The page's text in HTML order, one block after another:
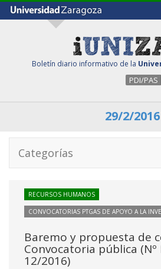
Boletín diario informativo de la
PDI/PAS
29/2/2016
Categorías
RECURSOS HUMANOS
CONVOCATORIAS PTGAS DE APOYO A LA
Baremo y propuesta de
Convocatoria pública (Nº
12/2016)